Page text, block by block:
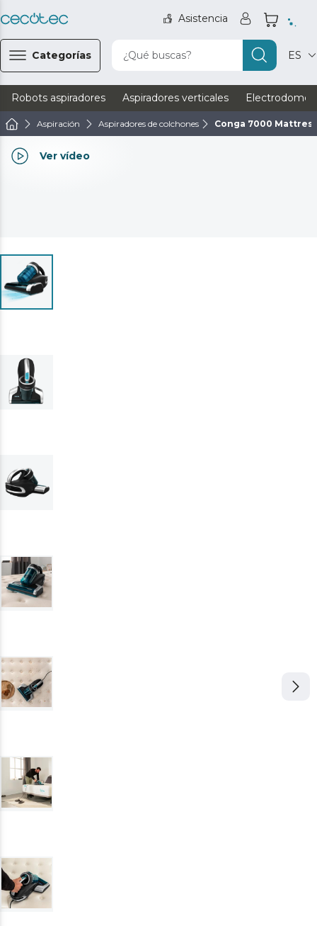
Asistencia
Categorías ¿Qué buscas? ES
Robots aspiradores Aspiradores verticales
Aspiración Aspiradores de colchones Conga 7000 Mattress
Ver vídeo